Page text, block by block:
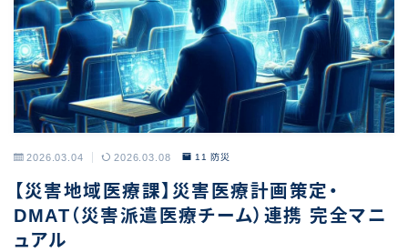
2026.03.04 2026.03.08 11 防災
【災害地域医療課】災害医療計画策定・
DMAT（災害派遣医療チーム）連携 完全マニ
ュアル